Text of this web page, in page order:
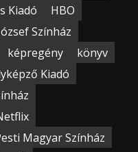
Kiadó
HBO
Színház
képregény
könyv
Kiadó
Magyar Színház